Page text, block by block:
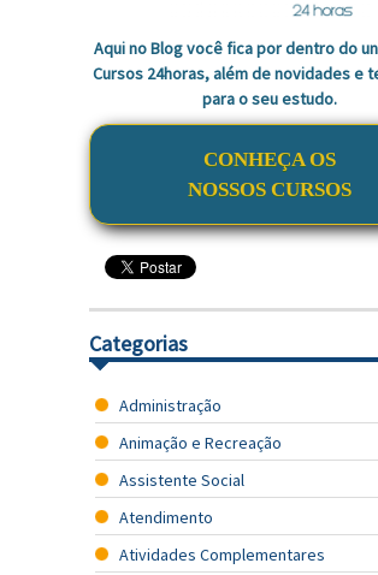
Aqui no Blog você fica por dentro do
Cursos 24horas, além de novidades e
para o seu estudo.
CONHEÇA OS
NOSSOS CURSOS
Categorias
Administração
Animação e Recreação
Assistente Social
Atendimento
Atividades Complementares